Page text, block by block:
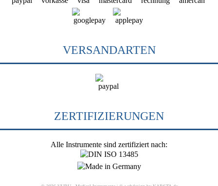
VERSANDARTEN
ZERTIFIZIERUNGEN
Alle Instrumente sind zertifiziert nach: